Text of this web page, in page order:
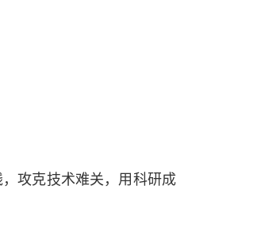
攻克技术难关，用科研成